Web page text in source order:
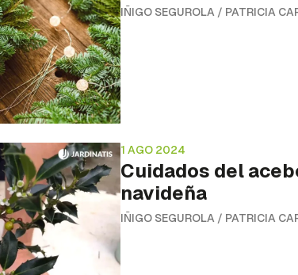
IÑIGO SEGUROLA / PATRICIA
1 AGO 2024
Cuidados del
navideña
IÑIGO SEGUROLA / PATRICIA